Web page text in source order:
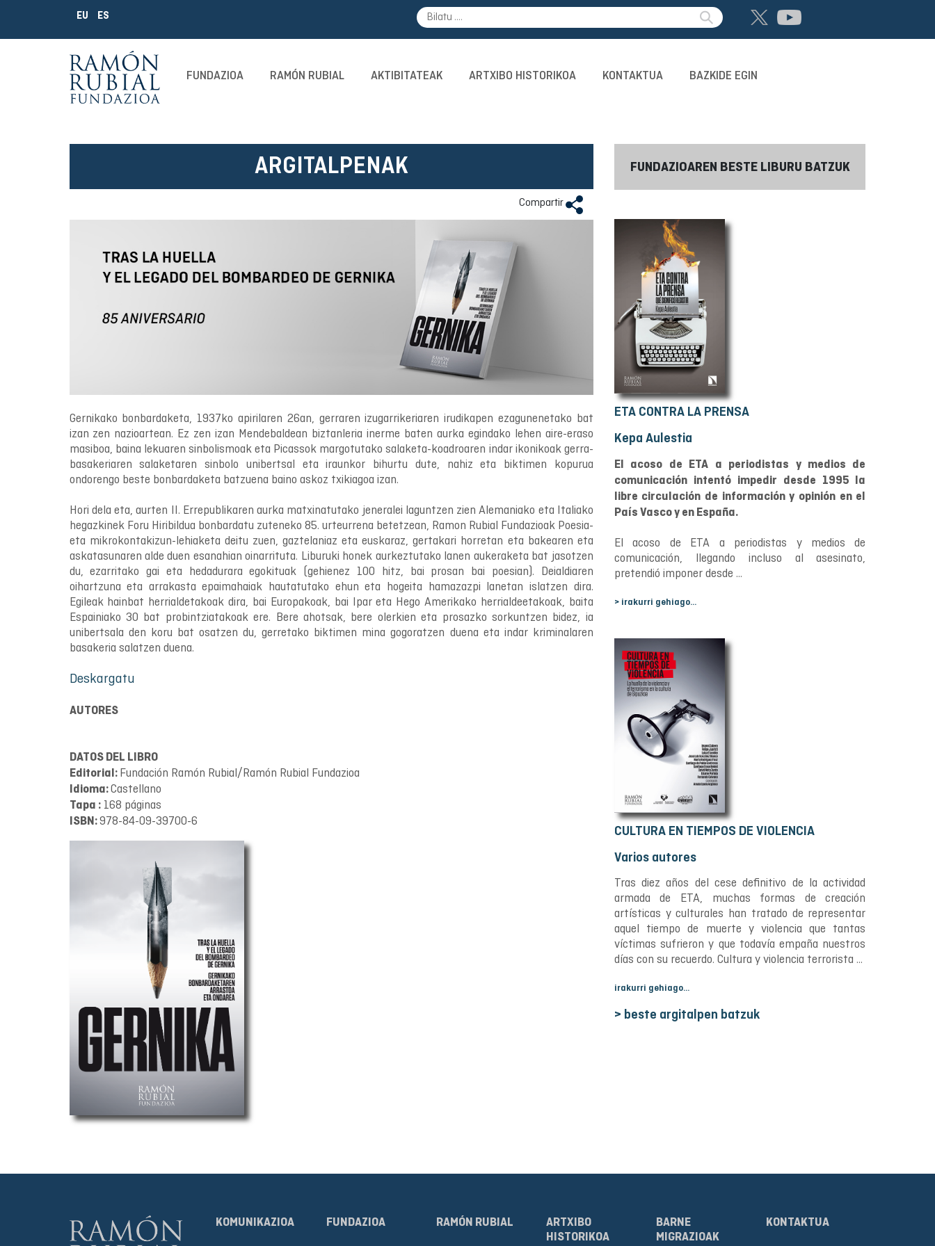
EU ES
FUNDAZIOA RAMÓN RUBIAL AKTIBITATEAK ARTXIBO HISTORIKOA KONTAKTUA BAZKIDE EGIN
ARGITALPENAK
Compartir
Gernikako bonbardaketa, 1937ko apirilaren 26an, gerraren izugarrikeriaren irudikapen ezagunenetako bat
izan zen nazioartean. Ez zen izan Mendebaldean biztanleria inerme baten aurka egindako lehen aire-eraso
masiboa, baina lekuaren sinbolismoak eta Picassok margotutako salaketa-koadroaren indar ikonikoak gerra-
basakeriaren salaketaren sinbolo unibertsal eta iraunkor bihurtu dute, nahiz eta biktimen kopurua
ondorengo beste bonbardaketa batzuena baino askoz txikiagoa izan.
Hori dela eta, aurten II. Errepublikaren aurka matxinatutako jeneralei laguntzen zien Alemaniako eta Italiako
hegazkinek Foru Hiribildua bonbardatu zuteneko 85. urteurrena betetzean, Ramon Rubial Fundazioak Poesia-
eta mikrokontakizun-lehiaketa deitu zuen, gaztelaniaz eta euskaraz, gertakari horretan eta bakearen eta
askatasunaren alde duen esanahian oinarrituta. Liburuki honek aurkeztutako lanen aukeraketa bat jasotzen
du, ezarritako gai eta hedadurara egokituak (gehienez 100 hitz, bai prosan bai poesian). Deialdiaren
oihartzuna eta arrakasta epaimahaiak hautatutako ehun eta hogeita hamazazpi lanetan islatzen dira.
Egileak hainbat herrialdetakoak dira, bai Europakoak, bai Ipar eta Hego Amerikako herrialdeetakoak, baita
Espainiako 30 bat probintziatakoak ere. Bere ahotsak, bere olerkien eta prosazko sorkuntzen bidez, ia
unibertsala den koru bat osatzen du, gerretako biktimen mina gogoratzen duena eta indar kriminalaren
basakeria salatzen duena.
Deskargatu
AUTORES
DATOS DEL LIBRO
Editorial: Fundación Ramón Rubial/Ramón Rubial Fundazioa
Idioma:Castellano
Tapa :168 páginas
ISBN:978-84-09-39700-6
FUNDAZIOAREN BESTE LIBURU BATZUK
ETA CONTRA LA PRENSA
Kepa Aulestia
El acoso de ETA a periodistas y medios de
comunicación intentó impedir desde 1995 la
libre circulación de información y opinión en el
País Vasco y en España.
El acoso de ETA a periodistas y medios de
comunicación, llegando incluso al asesinato,
pretendió imponer desde ...
> irakurri gehiago...
CULTURA EN TIEMPOS DE VIOLENCIA
Varios autores
Tras diez años del cese definitivo de la actividad
armada de ETA, muchas formas de creación
artísticas y culturales han tratado de representar
aquel tiempo de muerte y violencia que tantas
víctimas sufrieron y que todavía empaña nuestros
días con su recuerdo. Cultura y violencia terrorista ...
irakurri gehiago...
> beste argitalpen batzuk
KOMUNIKAZIOA FUNDAZIOA RAMÓN RUBIAL
ARTXIBO
HISTORIKOA
BARNE
MIGRAZIOAK
KONTAKTUA